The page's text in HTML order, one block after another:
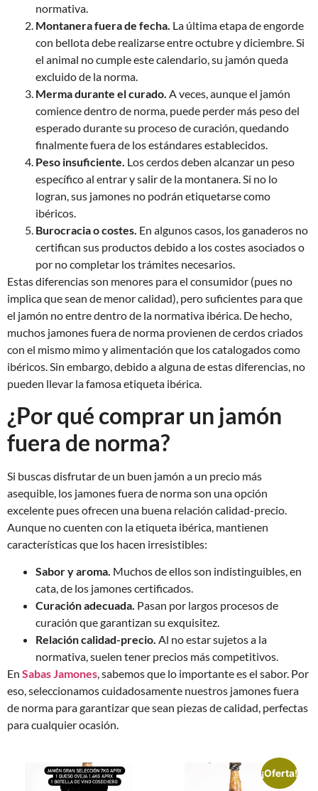
normativa.
Montanera fuera de fecha. La última etapa de engorde
con bellota debe realizarse entre octubre y diciembre. Si
el animal no cumple este calendario, su jamón queda
excluido de la norma.
Merma durante el curado. A veces, aunque el jamón
comience dentro de norma, puede perder más peso del
esperado durante su proceso de curación, quedando
finalmente fuera de los estándares establecidos.
Peso insuficiente. Los cerdos deben alcanzar un peso
específico al entrar y salir de la montanera. Si no lo
logran, sus jamones no podrán etiquetarse como
ibéricos.
Burocracia o costes. En algunos casos, los ganaderos no
certifican sus productos debido a los costes asociados o
por no completar los trámites necesarios.
Estas diferencias son menores para el consumidor (pues no
implica que sean de menor calidad), pero suficientes para que
el jamón no entre dentro de la normativa ibérica. De hecho,
muchos jamones fuera de norma provienen de cerdos criados
con el mismo mimo y alimentación que los catalogados como
ibéricos. Sin embargo, debido a alguna de estas diferencias, no
pueden llevar la famosa etiqueta ibérica.
¿Por qué comprar un jamón
fuera de norma?
Si buscas disfrutar de un buen jamón a un precio más
asequible, los jamones fuera de norma son una opción
excelente pues ofrecen una buena relación calidad-precio.
Aunque no cuenten con la etiqueta ibérica, mantienen
características que los hacen irresistibles:
Sabor y aroma. Muchos de ellos son indistinguibles, en
cata, de los jamones certificados.
Curación adecuada. Pasan por largos procesos de
curación que garantizan su exquisitez.
Relación calidad-precio. Al no estar sujetos a la
normativa, suelen tener precios más competitivos.
En Sabas Jamones, sabemos que lo importante es el sabor. Por
eso, seleccionamos cuidadosamente nuestros jamones fuera
de norma para garantizar que sean piezas de calidad, perfectas
para cualquier ocasión.
¡Oferta!